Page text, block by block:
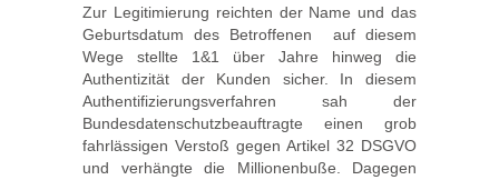
Zur Legitimierung reichten der Name und das
Geburtsdatum des Betroffenen  auf diesem
Wege stellte 1&1 über Jahre hinweg die
Authentizität der Kunden sicher. In diesem
Authentifizierungsverfahren sah der
Bundesdatenschutzbeauftragte einen grob
fahrlässigen Verstoß gegen Artikel 32 DSGVO
und verhängte die Millionenbuße. Dagegen